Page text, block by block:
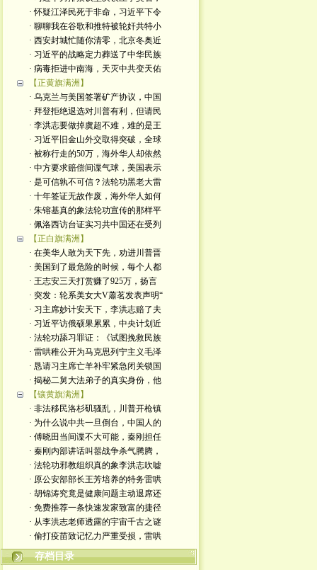
· 怀疑江泽民死于非命，习近平下令
· 聊聊我在谷歌和推特被轮奸共特小
· 西安封城忙随你清零，北京冬奥近
· 习近平的战略定力葬送了中华民族
· 病毒拒进中南海，天灭中共变天佑
【正黄旗满洲】
· 乌克兰与美国签署矿产协议，中国
· 拜登拒绝退选对川普有利，但请民
· 李洪志要做掉虞超不难，难的是王
· 习近平旧金山外交取得突破，全球
· 被称行走的50万，海外华人却依然
· 中方要求赔偿间谍气球，美国表示
· 是可信孰不可信？法轮功黑老大雷
· 十年签证无故作废，海外华人如何
· 朱镕基真的象法轮功宣传的那样平
· 佩洛西访台证实习共中国还在受列
【正白旗满洲】
· 在美华人敢为天下先，劝进川普晋
· 美国到了最危险的时候，每个人都
· 王志安三天打赏赚了925万，扬言
· 突发：轮系美女大V蕭茗发表声明“
· 习主席妙计安天下，李洪志赔了夫
· 习近平访俄硕果累累，中央计划近
· 法轮功舔习罪证：《试图挽救民族
· 雷哄稚公开为马克思列宁主义毛泽
· 恳请习主席亡羊补牢紧急闭关锁国
· 揭秘二舅大法弟子的真实身份，他
【镶黄旗满洲】
· 非法移民洛杉矶骚乱，川普开枪镇
· 为什么说中共一旦倒台，中国人的
· 傅晓田当间谍不大可能，秦刚担任
· 秦刚内部讲话叫嚣战争杀气腾腾，
· 法轮功邪教组织真的象李洪志吹嘘
· 原公安部部长王芳培养的特务雷哄
· 胡锦涛究竟是健康问题主动退席还
· 免费推荐一条快速发家致富的捷径
· 从李洪志老师透露的宇宙千古之谜
· 偷打疫苗致记忆力严重受损，雷哄
存档目录